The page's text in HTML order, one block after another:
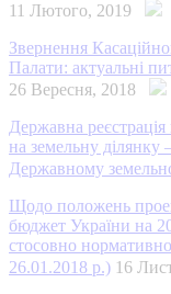
11 Лютого, 2019
Звернення
Палати: актуальні
26 Вересня, 2018
Державна
на земельну ділянку
Державному
Щодо положень
бюджет України на
стосовно
26.01.2018 р.) 16